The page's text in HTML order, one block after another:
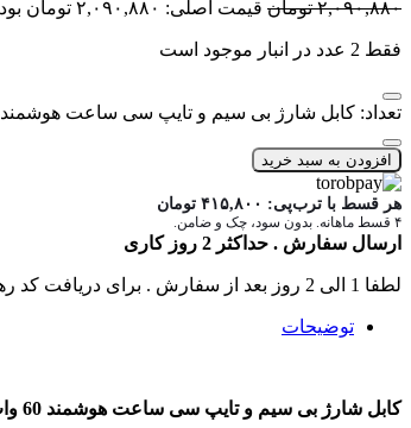
۲,۰۹۰,۸۸۰ تومان قیمت اصلی: ۲,۰۹۰,۸۸۰ تومان بود.
فقط 2 عدد در انبار موجود است
تعداد: کابل شارژ بی سیم و تایپ سی ساعت هوشمند 60 وات پرووان مدل PWL830
افزودن به سبد خرید
هر قسط با ترب‌پی: ۴۱۵,۸۰۰ تومان
۴ قسط ماهانه. بدون سود، چک و ضامن.
ارسال سفارش . حداکثر 2 روز کاری
لطفا 1 الی 2 روز بعد از سفارش . برای دریافت کد رهگیری به شماره تماس های سایت زنگ بزنید .
توضیحات
کابل شارژ بی سیم و تایپ سی ساعت هوشمند 60 وات پرووان مدل PWL830